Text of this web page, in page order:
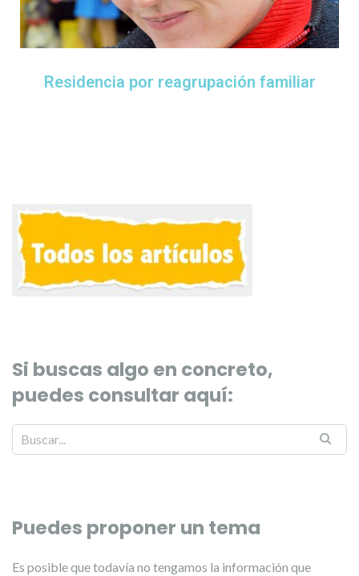
Residencia por reagrupación familiar
Si buscas algo en concreto,
puedes consultar aquí:
Puedes proponer un tema
Es posible que todavía no tengamos la información que